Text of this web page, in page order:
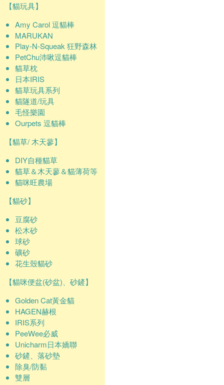
【貓玩具】
Amy Carol 逗貓棒
MARUKAN
Play-N-Squeak 狂野森林
PetChu沛啾逗貓棒
貓草枕
日本IRIS
貓草玩具系列
貓隧道/玩具
毛怪樂園
Ourpets 逗貓棒
【貓草/ 木天蓼】
DIY自種貓草
貓草＆木天蓼＆貓薄荷等
貓咪旺農場
【貓砂】
豆腐砂
松木砂
球砂
礦砂
花生殼貓砂
【貓咪便盆(砂盆)、砂鏟】
Golden Cat黃金貓
HAGEN赫根
IRIS系列
PeeWee必威
Unicharm日本嬌聯
砂鏟、落砂墊
除臭/防黏
雙層